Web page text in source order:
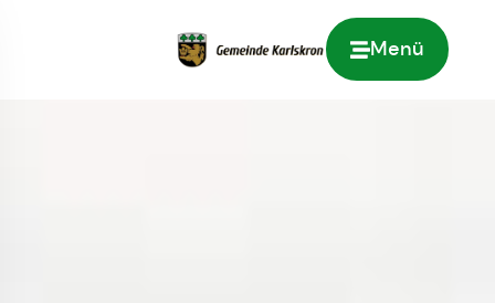
Menü